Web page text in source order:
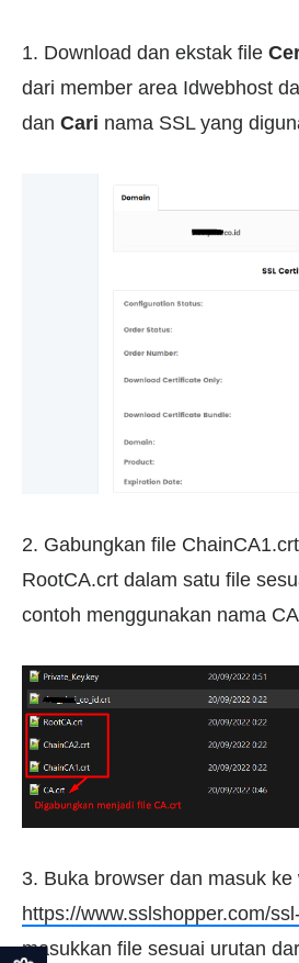
1. Download dan ekstak file
dari member area Idwebhost
dan Cari nama SSL yang
2. Gabungkan file
RootCA.crt dalam satu file
contoh menggunakan nama
3. Buka browser dan masuk
https://www.sslshopper.com/
masukkan file sesuai urutan